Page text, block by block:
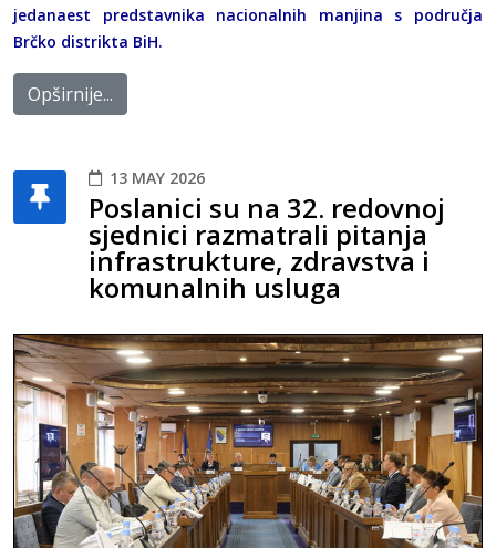
jedanaest predstavnika nacionalnih manjina s područja
Brčko distrikta BiH.
Opširnije...
13 MAY 2026
Poslanici su na 32. redovnoj
sjednici razmatrali pitanja
infrastrukture, zdravstva i
komunalnih usluga